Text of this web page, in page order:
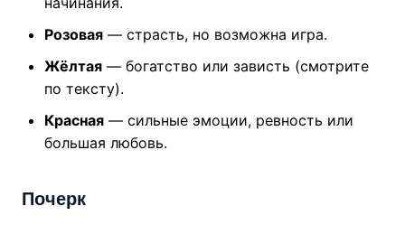
Розовая— страсть, но возможна игра.
Жёлтая— богатство или зависть (смотрите
по тексту).
Красная— сильные эмоции, ревность или
большая любовь.
Почерк